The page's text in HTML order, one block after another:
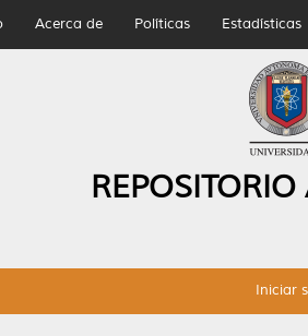
Acerca de Políticas Estadísticas
Iniciar